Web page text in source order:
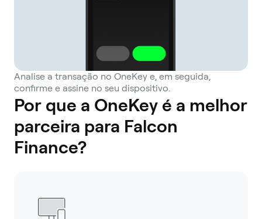
Analise a transação no OneKey e, em seguida,
confirme e assine no seu dispositivo.
Por que a OneKey é a melhor
parceira para Falcon
Finance?